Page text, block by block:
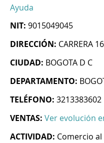
Ayuda
NIT: 9015049045
DIRECCIÓN: CARRERA
CIUDAD: BOGOTA D C
DEPARTAMENTO:
TELÉFONO: 3213383602
VENTAS: Ver evolución
ACTIVIDAD: Comercio